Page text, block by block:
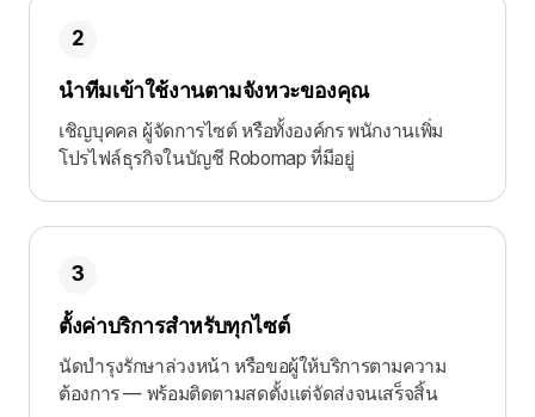
2
นำทีมเข้าใช้งานตามจังหวะของคุณ
เชิญบุคคล ผู้จัดการไซต์ หรือทั้งองค์กร พนักงานเพิ่ม
โปรไฟล์ธุรกิจในบัญชี Robomap ที่มีอยู่
3
ตั้งค่าบริการสำหรับทุกไซต์
นัดบำรุงรักษาล่วงหน้า หรือขอผู้ให้บริการตามความ
ต้องการ — พร้อมติดตามสดตั้งแต่จัดส่งจนเสร็จสิ้น